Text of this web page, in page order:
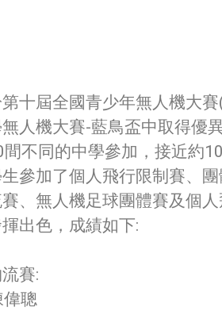
十屆全國青少年無人機大
人機大賽-藍鳥盃中取得優
不同的中學參加，接近約
參加了個人飛行限制賽、
、無人機足球團體賽及個
出色，成績如下:
賽:
偉聰